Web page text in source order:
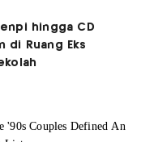
hingga CD
di Ruang Eks